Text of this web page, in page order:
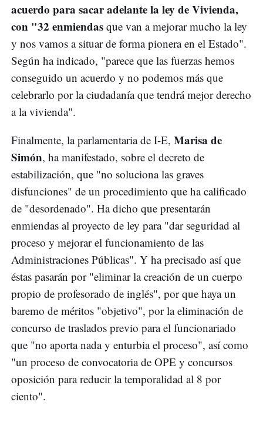
acuerdo para sacar adelante la ley de Vivienda,
con "32 enmiendas que van a mejorar mucho la ley
y nos vamos a situar de forma pionera en el Estado".
Según ha indicado, "parece que las fuerzas hemos
conseguido un acuerdo y no podemos más que
celebrarlo por la ciudadanía que tendrá mejor derecho
a la vivienda".
Finalmente, la parlamentaria de I-E, Marisa de
Simón, ha manifestado, sobre el decreto de
estabilización, que "no soluciona las graves
disfunciones" de un procedimiento que ha calificado
de "desordenado". Ha dicho que presentarán
enmiendas al proyecto de ley para "dar seguridad al
proceso y mejorar el funcionamiento de las
Administraciones Públicas". Y ha precisado así que
éstas pasarán por "eliminar la creación de un cuerpo
propio de profesorado de inglés", por que haya un
baremo de méritos "objetivo", por la eliminación de
concurso de traslados previo para el funcionariado
que "no aporta nada y enturbia el proceso", así como
"un proceso de convocatoria de OPE y concursos
oposición para reducir la temporalidad al 8 por
ciento".